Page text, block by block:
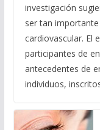
investigación
ser tan
cardiovascular. El
participantes de
antecedentes de
individuos,